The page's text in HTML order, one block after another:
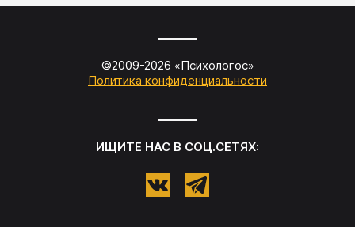
©2009-2026 «Психологос»
Политика конфиденциальности
ИЩИТЕ НАС В СОЦ.СЕТЯХ: